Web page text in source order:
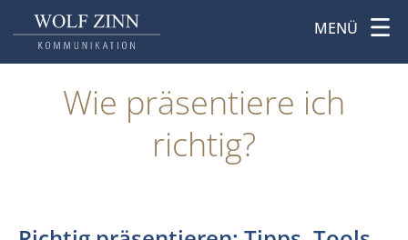
MENÜ
Wie präsentiere ich
richtig?